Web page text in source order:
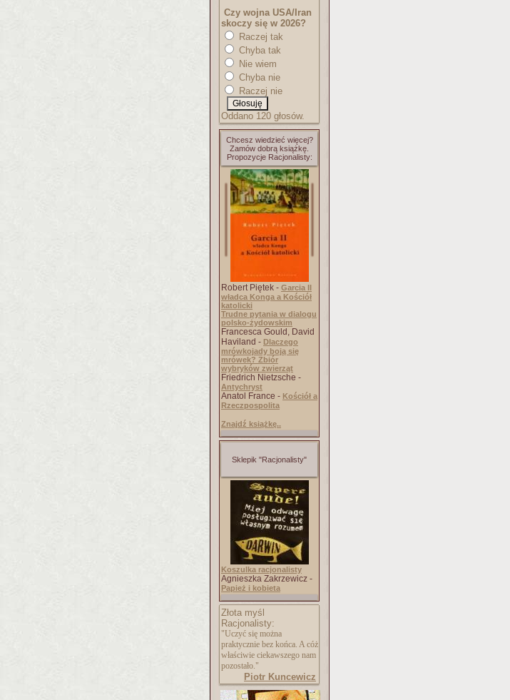
Czy wojna USA/Iran
skoczy się w 2026?
Raczej tak
Chyba tak
Nie wiem
Chyba nie
Raczej nie
Oddano 120 głosów.
Chcesz wiedzieć więcej?
Zamów dobrą książkę.
Propozycje Racjonalisty:
Robert Piętek - Garcia II
władca Konga a Kościół
katolicki
Trudne pytania w dialogu
polsko-żydowskim
Francesca Gould, David
Haviland - Dlaczego
mrówkojady boją się
mrówek? Zbiór
wybryków zwierząt
Friedrich Nietzsche -
Antychryst
Anatol France - Kościół a
Rzeczpospolita
Znajdź książkę..
Sklepik "Racjonalisty"
Koszulka racjonalisty
Agnieszka Zakrzewicz -
Papież i kobieta
Złota myśl
Racjonalisty:
"Uczyć się można
praktycznie bez końca. A cóż
właściwie ciekawszego nam
pozostało."
Piotr Kuncewicz